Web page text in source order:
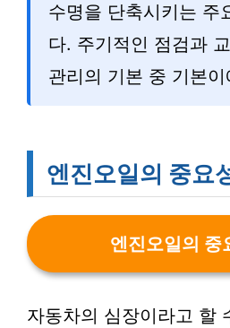
수명을 단축시키는 주
다. 주기적인 점검과
관리의 기본 중 기본이
엔진오일의 중요
엔진오일의 중
자동차의 심장이라고 할